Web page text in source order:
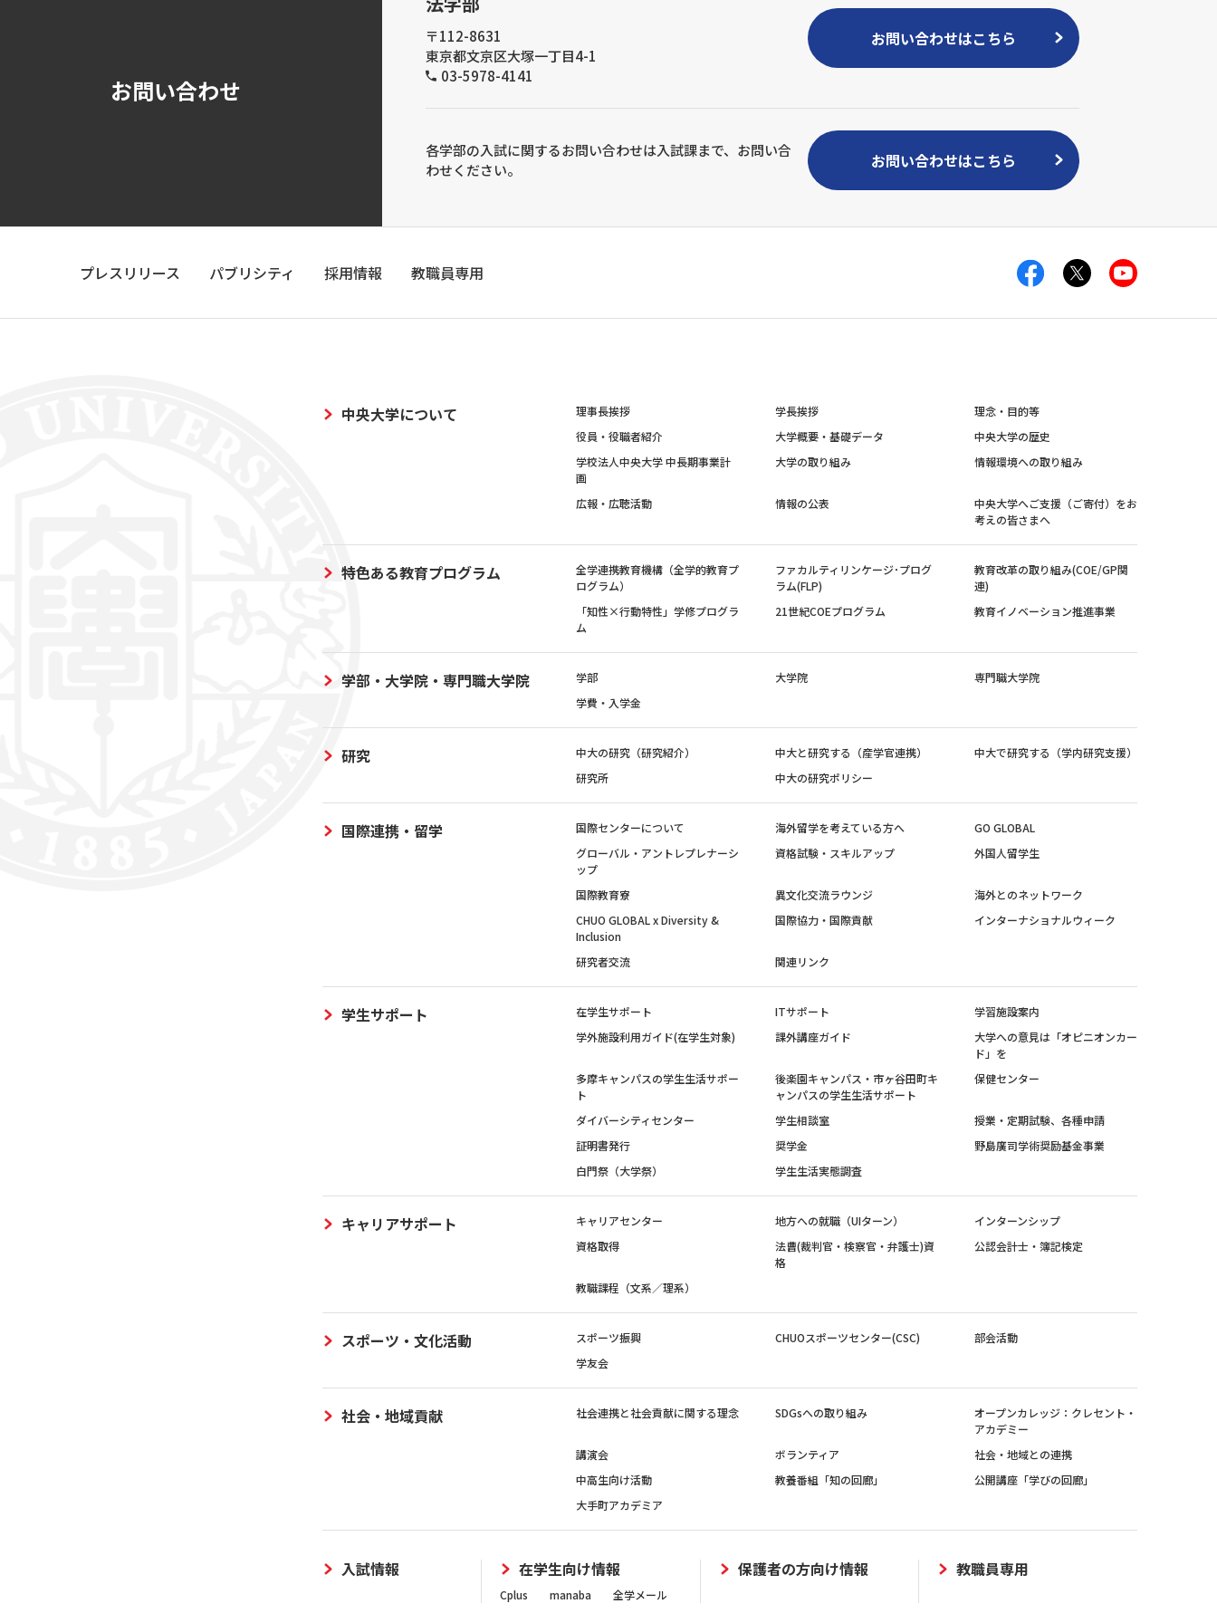
お問い合わせ
〒112-8631
東京都文京区大塚一丁目4-1
03-5978-4141
お問い合わせはこちら
各学部の入試に関するお問い合わせは入試課まで、お問い合
わせください。
お問い合わせはこちら
プレスリリース パブリシティ 採用情報 教職員専用
中央大学について 理事長挨拶 学長挨拶
理念・目的等
役員・役職者紹介
大学概要・基礎データ
中央大学の歴史
学校法人中央大学 中長期事業計
画
大学の取り組み 情報環境への取り組み
広報・広聴活動 情報の公表
中央大学へご支援（ご寄付）をお
考えの皆さまへ
特色ある教育プログラム
全学連携教育機構（全学的教育プ
ログラム）
ファカルティリンケージ･プログ
ラム(FLP)
教育改革の取り組み(COE/GP関
連)
「知性×行動特性」学修プログラ
ム
21世紀COEプログラム 教育イノベーション推進事業
学部・大学院・専門職大学院 学部 大学院
専門職大学院
学費・入学金
研究 中大の研究（研究紹介） 中大と研究する（産学官連携）
中大で研究する（学内研究支援）
研究所
中大の研究ポリシー
国際連携・留学 国際センターについて 海外留学を考えている方へ
GO GLOBAL
グローバル・アントレプレナーシ
ップ
資格試験・スキルアップ 外国人留学生
国際教育寮 異文化交流ラウンジ
海外とのネットワーク
CHUO GLOBAL x Diversity &
Inclusion
国際協力・国際貢献 インターナショナルウィーク
研究者交流 関連リンク
学生サポート 在学生サポート ITサポート
学習施設案内
学外施設利用ガイド(在学生対象)
課外講座ガイド
大学への意見は「オピニオンカー
ド」を
多摩キャンパスの学生生活サポー
ト
後楽園キャンパス・市ヶ谷田町キ
ャンパスの学生生活サポート
保健センター
ダイバーシティセンター 学生相談室
授業・定期試験、各種申請
証明書発行
奨学金
野島廣司学術奨励基金事業
白門祭（大学祭）
学生生活実態調査
キャリアサポート キャリアセンター 地方への就職（UIターン）
インターンシップ
資格取得
法曹(裁判官・検察官・弁護士)資
格
公認会計士・簿記検定
教職課程（文系／理系）
スポーツ・文化活動 スポーツ振興 CHUOスポーツセンター(CSC)
部会活動
学友会
社会・地域貢献 社会連携と社会貢献に関する理念 SDGsへの取り組み
オープンカレッジ：クレセント・
アカデミー
講演会
ボランティア
社会・地域との連携
中高生向け活動
教養番組「知の回廊」
公開講座「学びの回廊」
大手町アカデミア
入試情報 在学生向け情報
Cplus manaba 全学メール
保護者の方向け情報 教職員専用